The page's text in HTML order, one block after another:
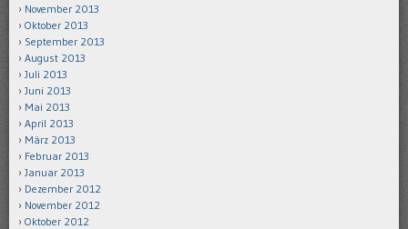
November 2013
Oktober 2013
September 2013
August 2013
Juli 2013
Juni 2013
Mai 2013
April 2013
März 2013
Februar 2013
Januar 2013
Dezember 2012
November 2012
Oktober 2012